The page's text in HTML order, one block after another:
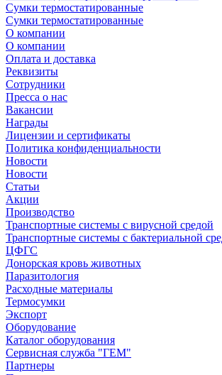
Сумки термостатированные
Сумки термостатированные
О компании
О компании
Оплата и доставка
Реквизиты
Сотрудники
Пресса о нас
Вакансии
Награды
Лицензии и сертификаты
Политика конфиденциальности
Новости
Новости
Статьи
Акции
Производство
Транспортные системы с вирусной средой
Транспортные системы с бактериальной
ЦФГС
Донорская кровь животных
Паразитология
Расходные материалы
Термосумки
Экспорт
Оборудование
Каталог оборудования
Сервисная служба "ГЕМ"
Партнеры